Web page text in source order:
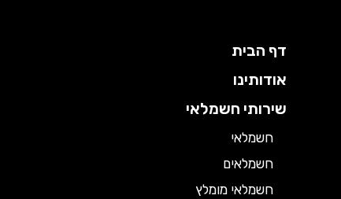
דף הבית
אודותינו
שירותי חשמלאי
חשמלאי
חשמלאים
חשמלאי מומלץ